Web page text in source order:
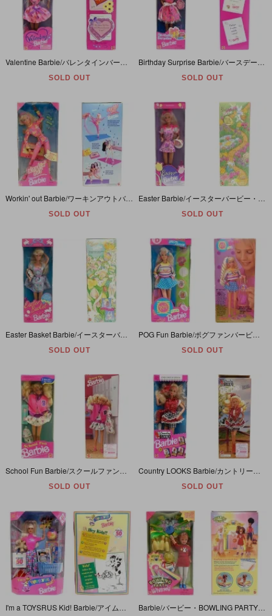
SOLD OUT SOLD OUT
Workin' out Barbie/ワーキンアウトバービー・カセットテープ付き・1996年【パッケージダメージ】
SOLD OUT SOLD OUT
Easter Basket Barbie/イースターバスケットバービー・1995年
SOLD OUT SOLD OUT
School Fun Barbie/スクールファンバービー・1991年
SOLD OUT
Country LOOKS Barbie/カントリールックスバービー・Ames Limited Edition・1992年
SOLD OUT